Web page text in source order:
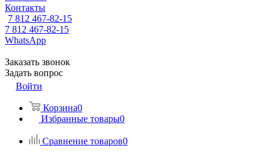
Контакты
7 812 467-82-15
7 812 467-82-15
WhatsApp
Заказать звонок
Задать вопрос
Войти
Корзина0
Избранные товары0
Сравнение товаров0